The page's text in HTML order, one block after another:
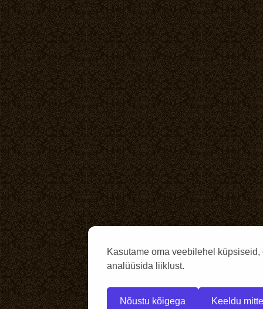
Kasutame oma veebilehel
analüüsida liiklust.
Nõustu kõigega Keeldu